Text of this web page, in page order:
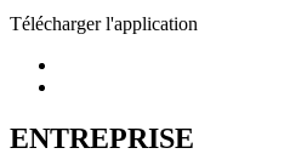
Télécharger l'application
ENTREPRISE